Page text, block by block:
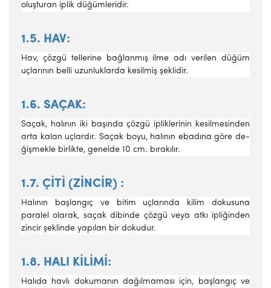
oluşturan iplik düğümleridir.
1.5. HAV:
Hav, çözgü tellerine bağlanmış ilme adı verilen dü­ğüm
uçlarının belli uzunluklarda kesilmiş şeklidir.
1.6. SAÇAK:
Saçak, halının iki başında çözgü ipliklerinin kesil­mesinden
arta kalan uçlardır. Saçak boyu, halının ebadına göre de­
ğişmekle birlikte, genelde 10 cm. bırakılır.
1.7. ÇİTİ (ZİNCİR) :
Halının başlangıç ve bitim uçlarında kilim dokusuna
paralel olarak, saçak dibinde çözgü veya atkı ipliğinden
zincir şeklinde yapılan bir dokudur.
1.8. HALI KİLİMİ:
Halıda havlı dokumanın dağılmaması için, başlangıç ve